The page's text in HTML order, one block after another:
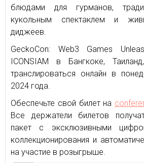
блюдами для гурманов,
кукольным спектаклем и
диджеев.
GeckoCon: Web3 Games
ICONSIAM в Бангкоке,
транслироваться онлайн в
2024 года.
Обеспечьте свой билет на
Все держатели билетов
пакет с эксклюзивными
коллекционирования и
на участие в розыгрыше.